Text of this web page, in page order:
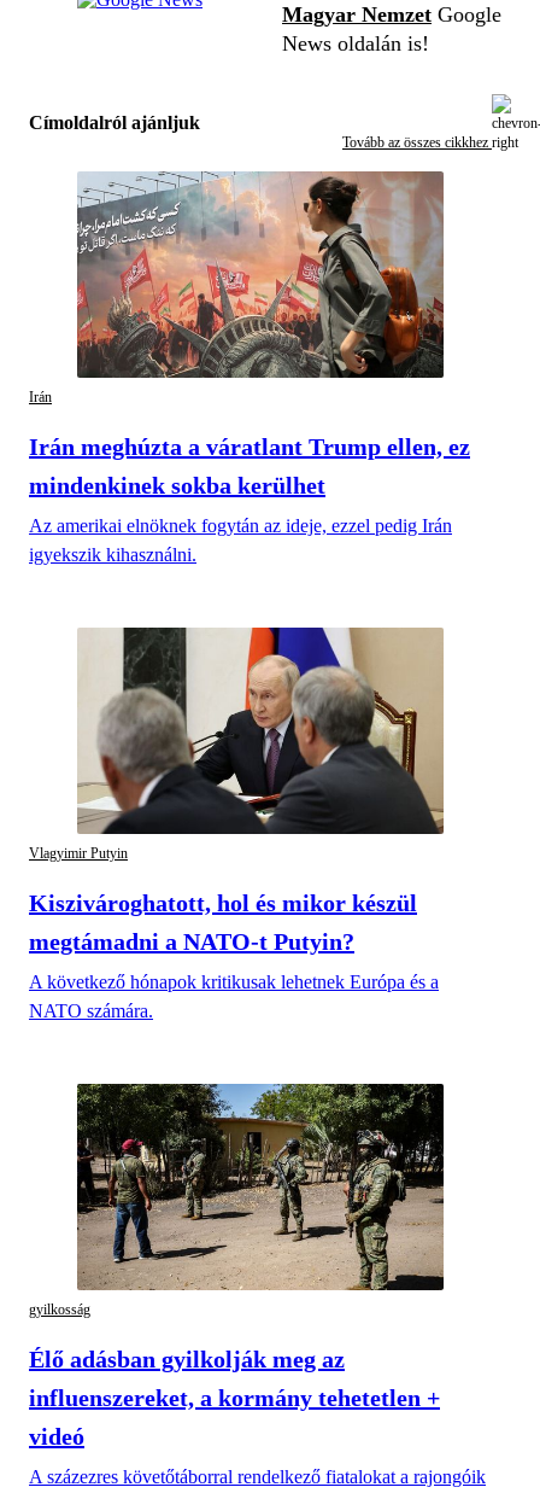
Magyar Nemzet Google
News oldalán is!
Címoldalról ajánljuk
Tovább az összes cikkhez
Irán
Irán meghúzta a váratlant Trump ellen, ez
mindenkinek sokba kerülhet
Az amerikai elnöknek fogytán az ideje, ezzel pedig Irán
igyekszik kihasználni.
Vlagyimir Putyin
Kiszivároghatott, hol és mikor készül
megtámadni a NATO-t Putyin?
A következő hónapok kritikusak lehetnek Európa és a
NATO számára.
gyilkosság
Élő adásban gyilkolják meg az
influenszereket, a kormány tehetetlen +
videó
A százezres követőtáborral rendelkező fiatalokat a rajongóik